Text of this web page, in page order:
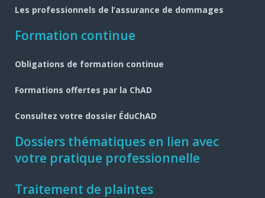
Les professionnels de l’assurance de dommages
Formation continue
Obligations de formation continue
Formations offertes par la ChAD
Consultez votre dossier ÉduChAD
Dossiers thématiques en lien avec
votre pratique professionnelle
Traitement de plaintes